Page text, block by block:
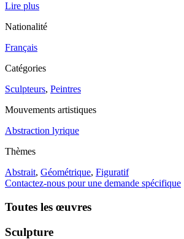
Lire plus
Nationalité
Français
Catégories
Sculpteurs, Peintres
Mouvements artistiques
Abstraction lyrique
Thèmes
Abstrait, Géométrique, Figuratif
Contactez-nous pour une demande spécifique
Toutes les œuvres
Sculpture